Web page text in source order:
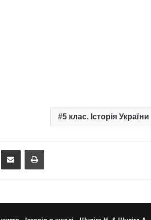
5 клас. Історія України
Надіслати електронною поштоюНадрукувати